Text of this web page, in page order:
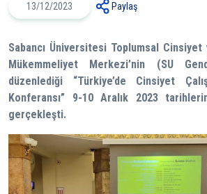
13/12/2023 Paylaş
Sabancı Üniversitesi Toplumsal Cinsiyet
Mükemmeliyet Merkezi’nin (SU
düzenlediği “Türkiye’de Cinsiyet
Konferansı” 9-10 Aralık 2023
gerçekleşti.